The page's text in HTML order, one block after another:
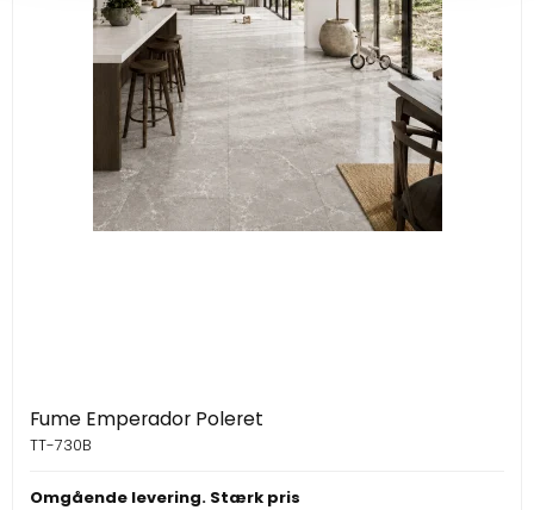
Fume Emperador Poleret
TT-730B
Omgående levering. Stærk pris